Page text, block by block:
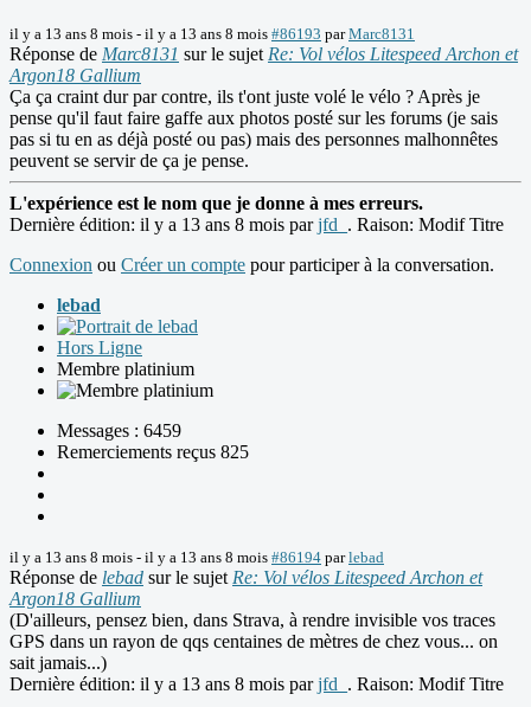
il y a 13 ans 8 mois - il y a 13 ans 8 mois #86193 parMarc8131
Réponse de Marc8131 sur le sujet Re: Vol vélos Litespeed Archon et
Argon18 Gallium
Ça ça craint dur par contre, ils t'ont juste volé le vélo ? Après je
pense qu'il faut faire gaffe aux photos posté sur les forums (je sais
pas si tu en as déjà posté ou pas) mais des personnes malhonnêtes
peuvent se servir de ça je pense.
L'expérience est le nom que je donne à mes erreurs.
Dernière édition: il y a 13 ans 8 mois parjfd_ . Raison: Modif Titre
Connexion ou Créer un compte pour participer à la conversation.
lebad
Hors Ligne
Membre platinium
Messages : 6459
Remerciements reçus 825
il y a 13 ans 8 mois - il y a 13 ans 8 mois #86194 parlebad
Réponse de lebad sur le sujet Re: Vol vélos Litespeed Archon et
Argon18 Gallium
(D'ailleurs, pensez bien, dans Strava, à rendre invisible vos traces
GPS dans un rayon de qqs centaines de mètres de chez vous... on
sait jamais...)
Dernière édition: il y a 13 ans 8 mois parjfd_ . Raison: Modif Titre